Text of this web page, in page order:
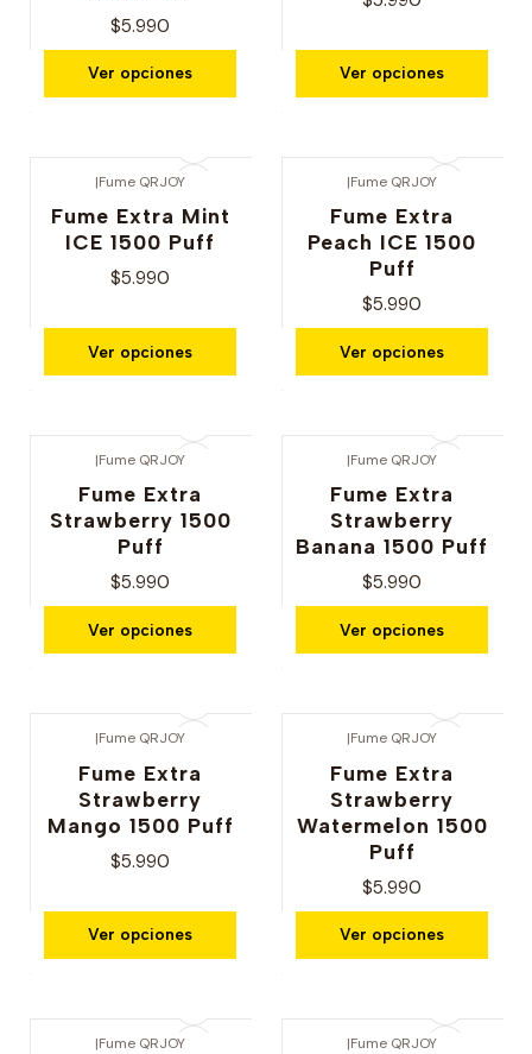
$5.990
Ver opciones Ver opciones
|Fume QRJOY
Fume Extra Mint
ICE 1500 Puff
$5.990
Ver opciones
|Fume QRJOY
Fume Extra
Peach ICE 1500
Puff
$5.990
Ver opciones
|Fume QRJOY
Fume Extra
Strawberry 1500
Puff
$5.990
Ver opciones
|Fume QRJOY
Fume Extra
Strawberry
Banana 1500 Puff
$5.990
Ver opciones
|Fume QRJOY
Fume Extra
Strawberry
Mango 1500 Puff
$5.990
Ver opciones
|Fume QRJOY
Fume Extra
Strawberry
Watermelon 1500
Puff
$5.990
Ver opciones
|Fume QRJOY |Fume QRJOY